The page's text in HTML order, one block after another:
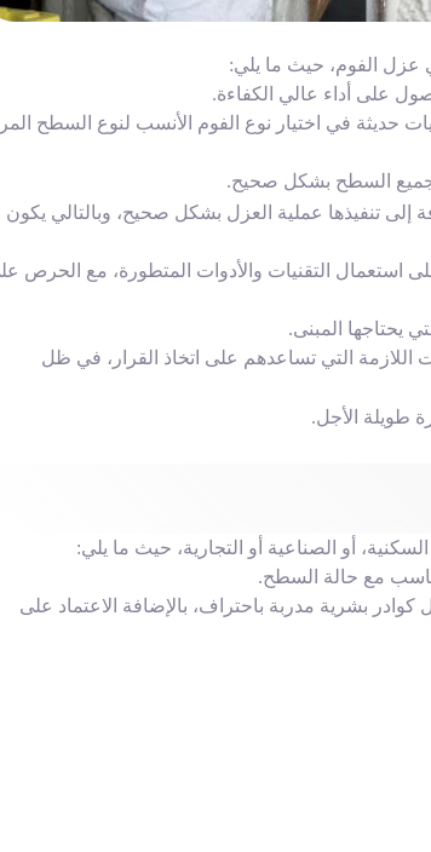
الفوم، حيث ما يلي:
على أداء عالي الكفاءة.
حديثة في اختيار نوع الفوم الأنسب لنوع السطح
السطح بشكل صحيح.
تنفيذها عملية العزل بشكل صحيح، وبالتالي يكون
التقنيات والأدوات المتطورة، مع الحرص
يحتاجها المبنى.
اللازمة التي تساعدهم على اتخاذ القرار، في ظل
طويلة الأجل.
أو الصناعية أو التجارية، حيث ما يلي:
مع حالة السطح.
بشرية مدربة باحتراف، بالإضافة الاعتماد على